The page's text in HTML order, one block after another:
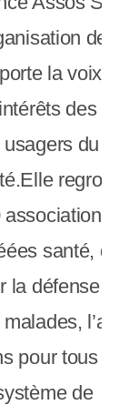
de
la voix et
des
usagers du
associations
santé, qui
la défense
pour tous et
de